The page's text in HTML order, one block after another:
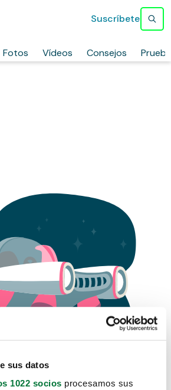
sus datos
1022 socios procesamos sus
Fotos Vídeos Consejos
Suscríbete